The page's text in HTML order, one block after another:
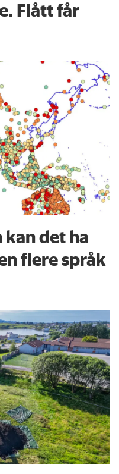
Flått får
kan det ha
flere språk